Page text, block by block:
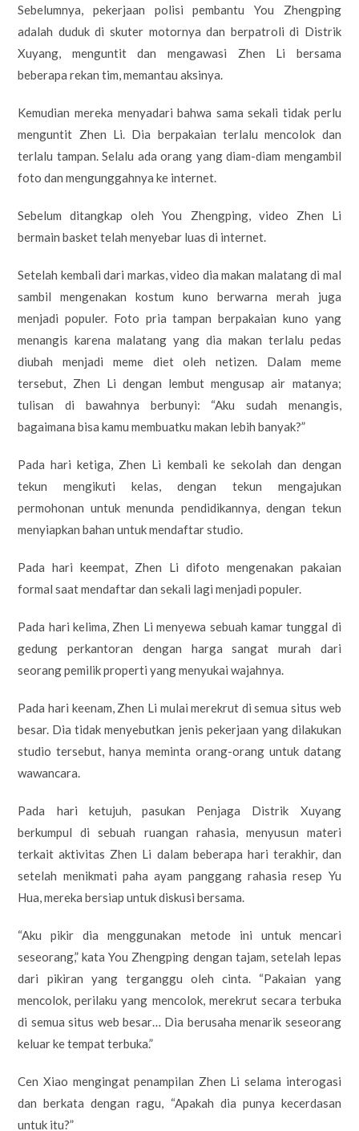
Sebelumnya, pekerjaan polisi pembantu You Zhengping
adalah duduk di skuter motornya dan berpatroli di Distrik
Xuyang, menguntit dan mengawasi Zhen Li bersama
beberapa rekan tim, memantau aksinya.
Kemudian mereka menyadari bahwa sama sekali tidak perlu
menguntit Zhen Li. Dia berpakaian terlalu mencolok dan
terlalu tampan. Selalu ada orang yang diam-diam mengambil
foto dan mengunggahnya ke internet.
Sebelum ditangkap oleh You Zhengping, video Zhen Li
bermain basket telah menyebar luas di internet.
Setelah kembali dari markas, video dia makan malatang di mal
sambil mengenakan kostum kuno berwarna merah juga
menjadi populer. Foto pria tampan berpakaian kuno yang
menangis karena malatang yang dia makan terlalu pedas
diubah menjadi meme diet oleh netizen. Dalam meme
tersebut, Zhen Li dengan lembut mengusap air matanya;
tulisan di bawahnya berbunyi: “Aku sudah menangis,
bagaimana bisa kamu membuatku makan lebih banyak?”
Pada hari ketiga, Zhen Li kembali ke sekolah dan dengan
tekun mengikuti kelas, dengan tekun mengajukan
permohonan untuk menunda pendidikannya, dengan tekun
menyiapkan bahan untuk mendaftar studio.
Pada hari keempat, Zhen Li difoto mengenakan pakaian
formal saat mendaftar dan sekali lagi menjadi populer.
Pada hari kelima, Zhen Li menyewa sebuah kamar tunggal di
gedung perkantoran dengan harga sangat murah dari
seorang pemilik properti yang menyukai wajahnya.
Pada hari keenam, Zhen Li mulai merekrut di semua situs web
besar. Dia tidak menyebutkan jenis pekerjaan yang dilakukan
studio tersebut, hanya meminta orang-orang untuk datang
wawancara.
Pada hari ketujuh, pasukan Penjaga Distrik Xuyang
berkumpul di sebuah ruangan rahasia, menyusun materi
terkait aktivitas Zhen Li dalam beberapa hari terakhir, dan
setelah menikmati paha ayam panggang rahasia resep Yu
Hua, mereka bersiap untuk diskusi bersama.
“Aku pikir dia menggunakan metode ini untuk mencari
seseorang,” kata You Zhengping dengan tajam, setelah lepas
dari pikiran yang terganggu oleh cinta. “Pakaian yang
mencolok, perilaku yang mencolok, merekrut secara terbuka
di semua situs web besar… Dia berusaha menarik seseorang
keluar ke tempat terbuka.”
Cen Xiao mengingat penampilan Zhen Li selama interogasi
dan berkata dengan ragu, “Apakah dia punya kecerdasan
untuk itu?”